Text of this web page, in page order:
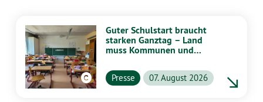
Guter Schulstart braucht
starken Ganztag – Land
muss Kommunen und
unterstützen
Presse 07. August 2026